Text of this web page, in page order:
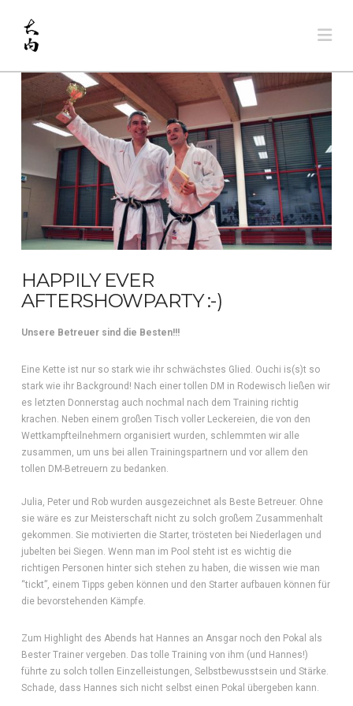
HAPPILY EVER
AFTERSHOWPARTY :-)
Unsere Betreuer sind die Besten!!!
Eine Kette ist nur so stark wie ihr schwächstes Glied. Ouchi is(s)t so
stark wie ihr Background! Nach einer tollen DM in Rodewisch ließen wir
es letzten Donnerstag auch nochmal nach dem Training richtig
krachen. Neben einem großen Tisch voller Leckereien, die von den
Wettkampfteilnehmern organisiert wurden, schlemmten wir alle
zusammen, um uns bei allen Trainingspartnern und vor allem den
tollen DM-Betreuern zu bedanken.
Julia, Peter und Rob wurden ausgezeichnet als Beste Betreuer. Ohne
sie wäre es zur Meisterschaft nicht zu solch großem Zusammenhalt
gekommen. Sie motivierten die Starter, trösteten bei Niederlagen und
jubelten bei Siegen. Wenn man im Pool steht ist es wichtig die
richtigen Personen hinter sich stehen zu haben, die wissen wie man
“tickt”, einem Tipps geben können und den Starter aufbauen können für
die bevorstehenden Kämpfe.
Zum Highlight des Abends hat Hannes an Ansgar noch den Pokal als
Bester Trainer vergeben. Das tolle Training von ihm (und Hannes!)
führte zu solch tollen Einzelleistungen, Selbstbewusstsein und Stärke.
Schade, dass Hannes sich nicht selbst einen Pokal übergeben kann.